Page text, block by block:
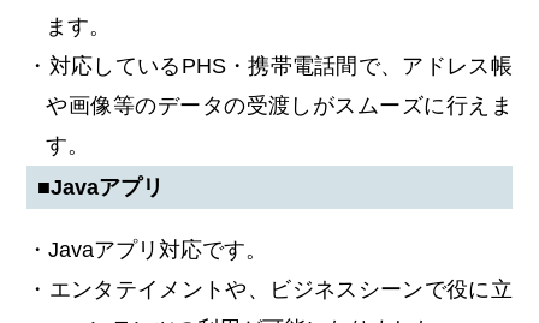
ます。
・対応しているPHS・携帯電話間で、アドレス帳
や画像等のデータの受渡しがスムーズに行えま
す。
■Javaアプリ
・Javaアプリ対応です。
・エンタテイメントや、ビジネスシーンで役に立